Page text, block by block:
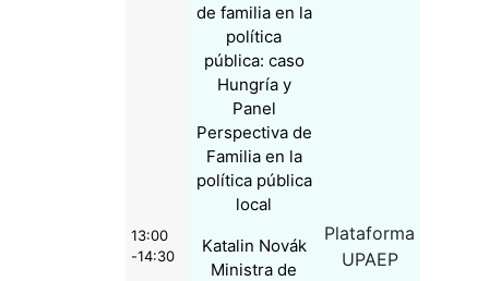
13:00
-14:30
de familia en la
política
pública: caso
Hungría y
Panel
Perspectiva de
Familia en la
política pública
local
Katalin Novák
Ministra de
Plataforma
UPAEP